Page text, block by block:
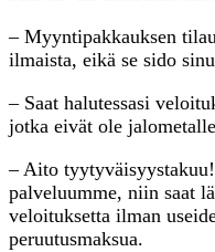
– Myyntipakkauksen
ilmaista, eikä se sido
– Saat halutessasi
jotka eivät ole
– Aito
palveluumme, niin saat
veloituksetta ilman
peruutusmaksua.